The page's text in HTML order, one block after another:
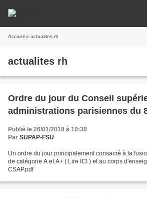
Accueil » actualites rh
actualites rh
Ordre du jour du Conseil
administrations parisiennes du
Publié le 26/01/2018 à 10:30
Par SUPAP-FSU
Un ordre du jour principalement consacré à la
de catégorie A et A+ ( Lire ICI ) et au corps d'enseignement . -
CSAP.pdf